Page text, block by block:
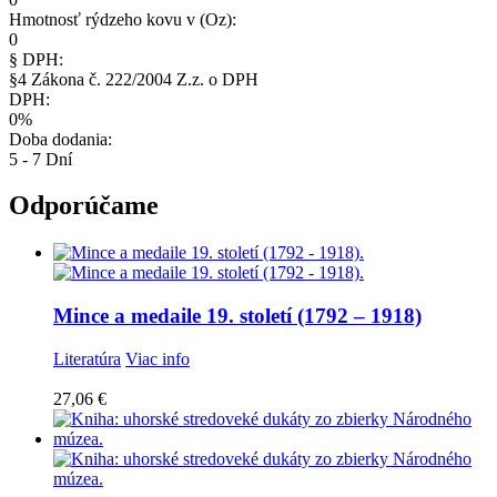
Hmotnosť rýdzeho kovu v (Oz):
0
§ DPH:
§4 Zákona č. 222/2004 Z.z. o DPH
DPH:
0%
Doba dodania:
5 - 7 Dní
Odporúčame
Mince a medaile 19. století (1792 – 1918)
Literatúra Viac info
27,06 €